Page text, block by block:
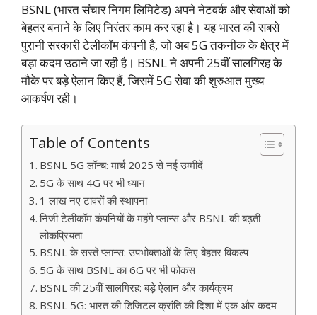
BSNL (भारत संचार निगम लिमिटेड) अपने नेटवर्क और सेवाओं को
बेहतर बनाने के लिए निरंतर काम कर रहा है। यह भारत की सबसे
पुरानी सरकारी टेलीकॉम कंपनी है, जो अब 5G तकनीक के क्षेत्र में
बड़ा कदम उठाने जा रही है। BSNL ने अपनी 25वीं सालगिरह के
मौके पर बड़े ऐलान किए हैं, जिसमें 5G सेवा की शुरुआत मुख्य
आकर्षण रही।
Table of Contents
BSNL 5G लॉन्च: मार्च 2025 से नई उम्मीदें
5G के साथ 4G पर भी ध्यान
1 लाख नए टावरों की स्थापना
निजी टेलीकॉम कंपनियों के महंगे प्लान्स और BSNL की बढ़ती
लोकप्रियता
BSNL के सस्ते प्लान्स: उपभोक्ताओं के लिए बेहतर विकल्प
5G के साथ BSNL का 6G पर भी फोकस
BSNL की 25वीं सालगिरह: बड़े ऐलान और कार्यक्रम
BSNL 5G: भारत की डिजिटल क्रांति की दिशा में एक और कदम